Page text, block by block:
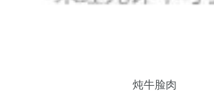
炖牛脸肉